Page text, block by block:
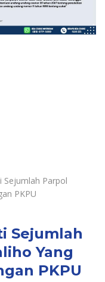
Sejumlah Parpol
PKPU
Sejumlah
Yang
PKPU